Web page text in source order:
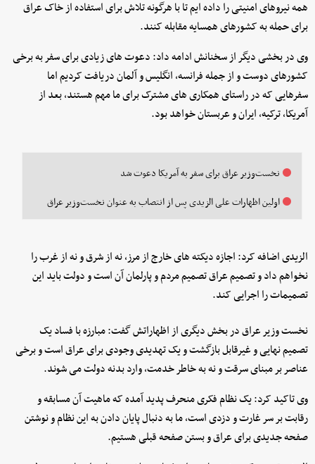
همه نیروهای امنیتی را داده ایم تا با هرگونه تلاش برای استفاده از خاک عراق
برای حمله به کشورهای همسایه مقابله کنند.
وی در بخشی دیگر از سخنانش ادامه داد: دعوت های زیادی برای سفر به برخی
کشورهای دوست و از جمله فرانسه، انگلیس و آلمان دریافت کردیم اما
سفرهایی که در راستای همکاری های مشترک برای ما مهم هستند، بعد از
آمریکا، ترکیه، ایران و عربستان خواهد بود.
نخست‌وزیر عراق برای سفر به آمریکا دعوت شد
اولین اظهارات علی الزیدی پس از انتصاب به عنوان نخست‌وزیر عراق
الزیدی اضافه کرد: اجازه دیکته های خارج از مرز، نه از شرق و نه از غرب را
نخواهم داد و تصمیم عراق تصمیم مردم و پارلمان آن است و دولت باید این
تصمیمات را اجرایی کند.
نخست وزیر عراق در بخش دیگری از اظهاراتش گفت: مبارزه با فساد یک
تصمیم نهایی و غیرقابل بازگشت و یک تهدیدی وجودی برای عراق است و برخی
عناصر بر مبنای سرقت و نه به خاطر خدمت، وارد بدنه دولت می شوند.
وی تاکید کرد: یک نظام فکری منحرف پدید آمده که ماهیت آن مسابقه و
رقابت بر سر غارت و دزدی است، ما به دنبال پایان دادن به این نظام و نوشتن
صفحه جدیدی برای عراق و بستن صفحه قبلی هستیم.